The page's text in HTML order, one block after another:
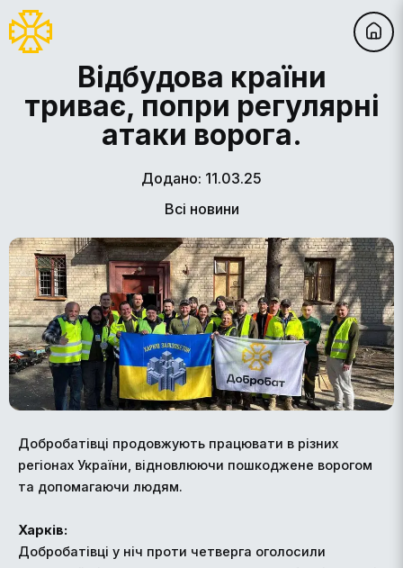
Відбудова країни
триває, попри регулярні
атаки ворога.
Додано: 11.03.25
Всі новини
Добробатівці продовжують працювати в різних
регіонах України, відновлюючи пошкоджене ворогом
та допомагаючи людям.
Харків:
Добробатівці у ніч проти четверга оголосили